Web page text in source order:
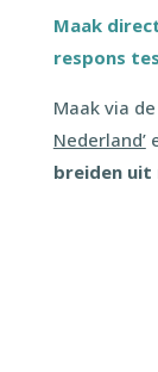
Maak
respons
Maak via
Nederland’
breiden uit